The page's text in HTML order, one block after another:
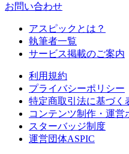
お問い合わせ
アスピックとは？
執筆者一覧
サービス掲載のご案内
利用規約
プライバシーポリシー
特定商取引法に基づく
コンテンツ制作・運営
スターバッジ制度
運営団体ASPIC